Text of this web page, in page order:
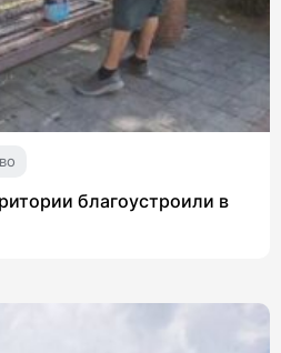
благоустроили в